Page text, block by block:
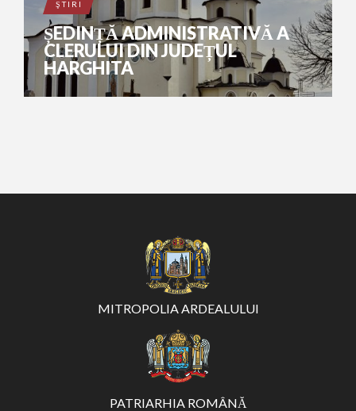
ŞTIRI
ȘEDINȚĂ ADMINISTRATIVĂ A
CLERULUI DIN JUDEȚUL
HARGHITA
MITROPOLIA ARDEALULUI
PATRIARHIA ROMÂNĂ